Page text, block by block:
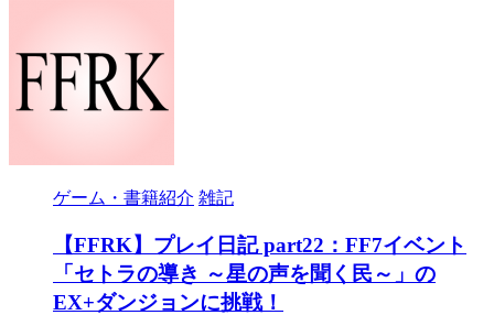
ゲーム・書籍紹介 雑記
【FFRK】プレイ日記 part22：FF7イベント
「セトラの導き ～星の声を聞く民～」の
EX+ダンジョンに挑戦！